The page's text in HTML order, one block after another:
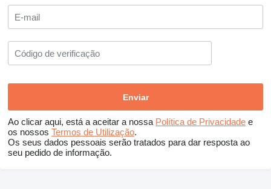
Ao clicar aqui, está a aceitar a nossa Política de Privacidade e
os nossos Termos de Utilização.
Os seus dados pessoais serão tratados para dar resposta ao
seu pedido de informação.